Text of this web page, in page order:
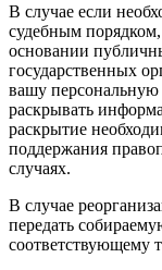
В случае если
судебным порядком,
основании
государственных
вашу
раскрывать
раскрытие
поддержания
случаях.
В случае
передать
соответствующему